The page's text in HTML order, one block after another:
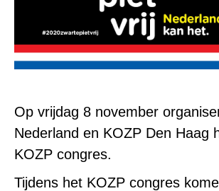
Op vrijdag 8 november
Nederland en KOZP Den Haag
KOZP congres.
Tijdens het KOZP congres